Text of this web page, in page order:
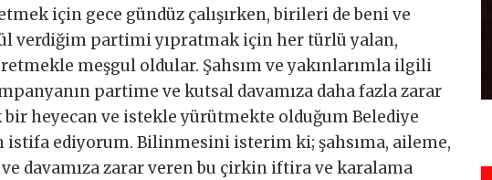
için gece gündüz çalışırken, birileri de beni ve
verdiğim partimi yıpratmak için her türlü yalan,
meşgul oldular. Şahsım ve yakınlarımla ilgili
partime ve kutsal davamıza daha fazla zarar
heyecan ve istekle yürütmekte olduğum Belediye
istifa ediyorum. Bilinmesini isterim ki; şahsıma, aileme,
davamıza zarar veren bu çirkin iftira ve karalama